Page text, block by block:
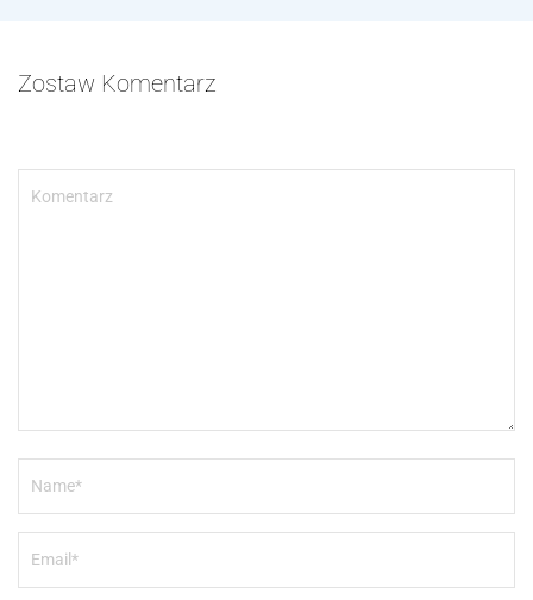
Zostaw Komentarz